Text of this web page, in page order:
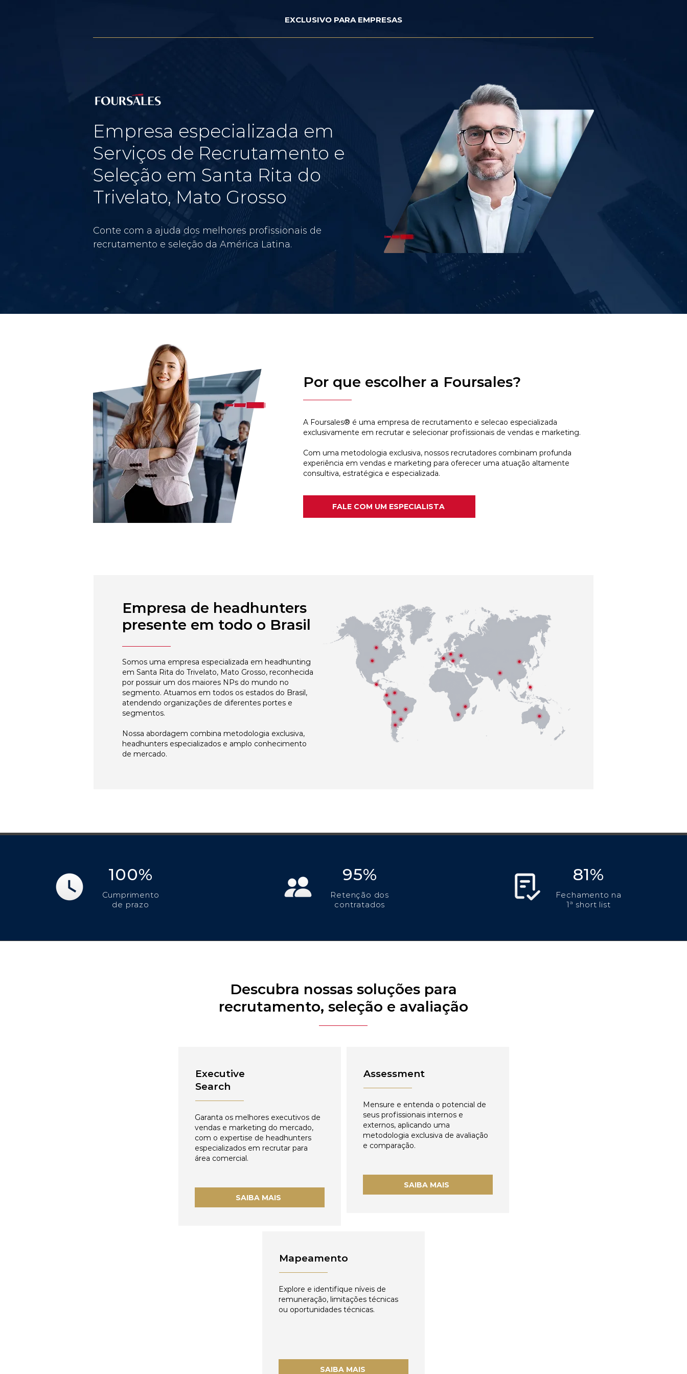
EXCLUSIVO PARA EMPRESAS
Empresa especializada em
Serviços de Recrutamento e
Seleção em Santa Rita do
Trivelato, Mato Grosso
Conte com a ajuda dos melhores profissionais de
recrutamento e seleção da América Latina.
Por que escolher a Foursales?
A Foursales® é uma empresa de recrutamento e selecao especializada
exclusivamente em recrutar e selecionar profissionais de vendas e marketing.
Com uma metodologia exclusiva, nossos recrutadores combinam profunda
experiência em vendas e marketing para oferecer uma atuação altamente
consultiva, estratégica e especializada.
FALE COM UM ESPECIALISTA
Empresa de headhunters
presente em todo o Brasil
Somos uma empresa especializada em headhunting
em Santa Rita do Trivelato, Mato Grosso, reconhecida
por possuir um dos maiores NPs do mundo no
segmento. Atuamos em todos os estados do Brasil,
atendendo organizações de diferentes portes e
segmentos.
Nossa abordagem combina metodologia exclusiva,
headhunters especializados e amplo conhecimento
de mercado.
100%
Cumprimento
de prazo
95%
Retenção dos
contratados
81%
Fechamento na
1ª short list
Descubra nossas soluções para
recrutamento, seleção e avaliação
Executive
Search
Garanta os melhores executivos de
vendas e marketing do mercado,
com o expertise de headhunters
especializados em recrutar para
área comercial.
SAIBA MAIS
Assessment
Mensure e entenda o potencial de
seus profissionais internos e
externos, aplicando uma
metodologia exclusiva de avaliação
e comparação.
SAIBA MAIS
Mapeamento
Explore e identifique níveis de
remuneração, limitações técnicas
ou oportunidades técnicas.
SAIBA MAIS